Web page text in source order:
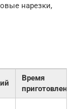
нарезки,
Время
приготовления